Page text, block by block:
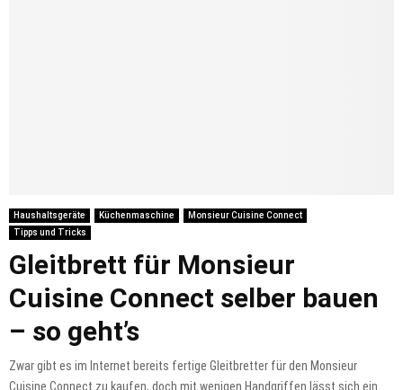
Haushaltsgeräte Küchenmaschine
Monsieur Cuisine Connect
Tipps und Tricks
Gleitbrett für Monsieur
Cuisine Connect selber bauen
– so geht’s
Zwar gibt es im Internet bereits fertige Gleitbretter für den Monsieur
Cuisine Connect zu kaufen, doch mit wenigen Handgriffen lässt sich ein